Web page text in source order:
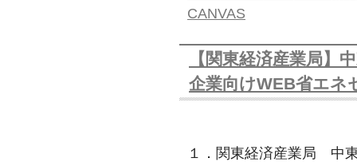
CANVAS
【関東経済産業局】
企業向けWEB省エネ
１．関東経済産業局 中